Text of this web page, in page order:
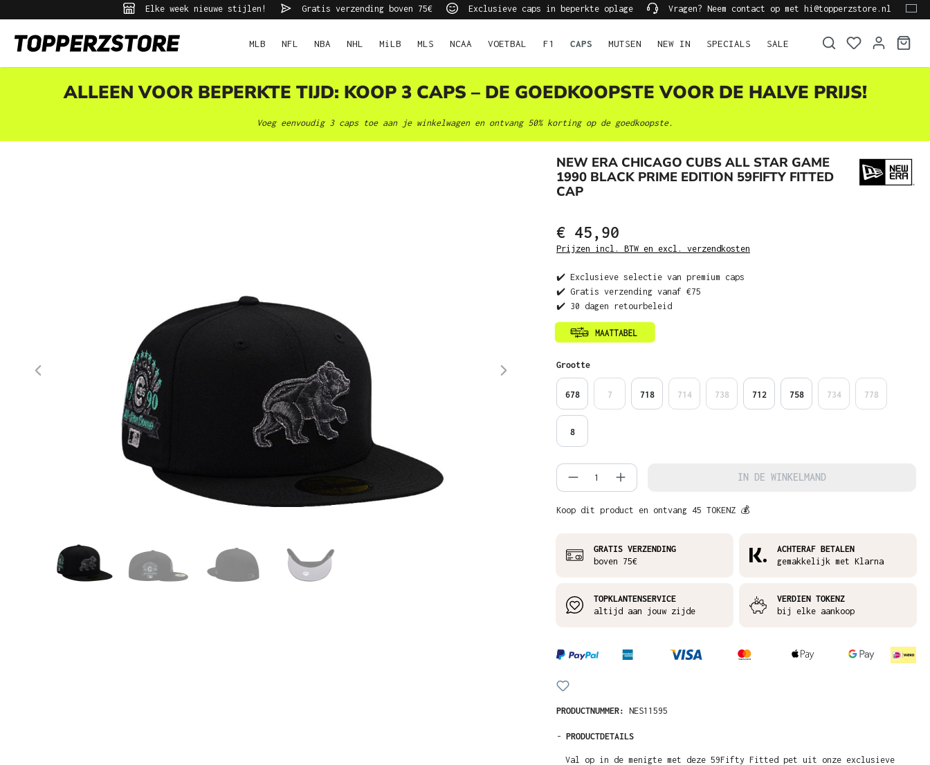
Ga naar de hoofdnavigatie
Elke week nieuwe stijlen! Gratis verzending boven 75€ Exclusieve caps in beperkte oplage Vragen? Neem contact op met hi@topperzstore.nl
MLB NFL NBA NHL MiLB MLS NCAA VOETBAL F1 CAPS MUTSEN NEW IN SPECIALS SALE
ALLEEN VOOR BEPERKTE TIJD: KOOP 3 CAPS – DE GOEDKOOPSTE VOOR DE HALVE PRIJS!
Voeg eenvoudig 3 caps toe aan je winkelwagen en ontvang 50% korting op de goedkoopste.
NEW ERA CHICAGO CUBS ALL STAR GAME
1990 BLACK PRIME EDITION 59FIFTY FITTED
CAP
€ 45,90
Prijzen incl. BTW en excl. verzendkosten
✔️ Exclusieve selectie van premium caps
✔️ Gratis verzending vanaf €75
✔️ 30 dagen retourbeleid
Selecteer
Grootte
678 7 718 714 738 712 758 734 778
8
Producthoeveelheid: Voer de gewenste
IN DE WINKELMAND
Koop dit product en ontvang 45 TOKENZ 💰
GRATIS VERZENDING
boven 75€
ACHTERAF BETALEN
gemakkelijk met Klarna
TOPKLANTENSERVICE
altijd aan jouw zijde
VERDIEN TOKENZ
bij elke aankoop
PRODUCTNUMMER: NES11595
- PRODUCTDETAILS
Val op in de menigte met deze 59Fifty Fitted pet uit onze exclusieve